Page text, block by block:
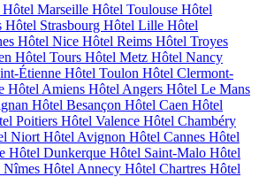
Hôtel Marseille Hôtel Toulouse Hôtel
Hôtel Strasbourg Hôtel Lille Hôtel
Hôtel Nice Hôtel Reims Hôtel Troyes
Hôtel Tours Hôtel Metz Hôtel Nancy
Étienne Hôtel Toulon Hôtel Clermont-
Hôtel Amiens Hôtel Angers Hôtel Le Mans
Hôtel Besançon Hôtel Caen Hôtel
Poitiers Hôtel Valence Hôtel Chambéry
Niort Hôtel Avignon Hôtel Cannes Hôtel
Hôtel Dunkerque Hôtel Saint-Malo Hôtel
Nîmes Hôtel Annecy Hôtel Chartres Hôtel